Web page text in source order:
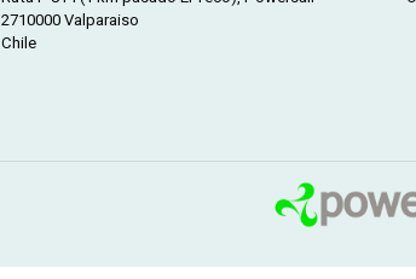
2710000 Valparaiso
Chile